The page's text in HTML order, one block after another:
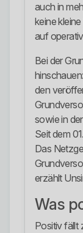
auch in
keine
auf
Bei der
den
sowie in
Seit dem
Das
erzählt
Was
Positiv fällt